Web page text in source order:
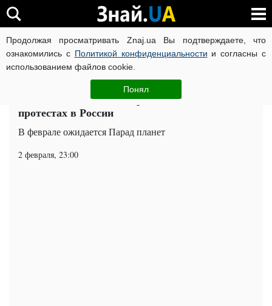
Продолжая просматривать Znaj.ua Вы подтверждаете, что
ознакомились с Политикой конфиденциальности и согласны с
использованием файлов cookie.
Понял
ВОЙНА РОССИИ ПРОТИВ УКРАИНЫ КОРОНАВИРУС В
ЧИТАТИ УКРАЇНСЬКОЮ
Глоба объяснил, как Парад планет скажется на
протестах в России
В феврале ожидается Парад планет
2 февраля, 23:00